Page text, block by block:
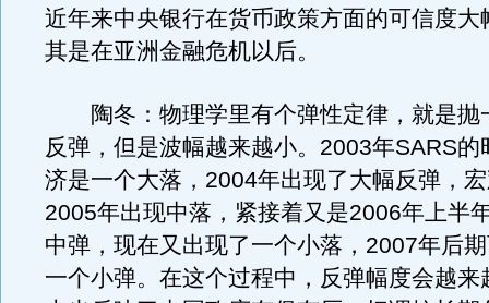
近年来中央银行在货币政策方面的可信度大
其是在亚洲金融危机以后。
陶冬：物理学里有个弹性定律，就是抛
反弹，但是波幅越来越小。2003年SARS的
济是一个大落，2004年出现了大幅反弹，
2005年出现中落，紧接着又是2006年上半
中弹，现在又出现了一个小落，2007年后
一个小弹。在这个过程中，反弹幅度会越来